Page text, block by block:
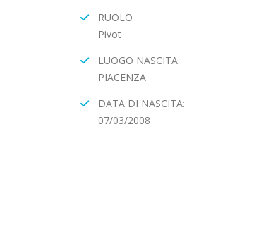
RUOLO
Pivot
LUOGO NASCITA:
PIACENZA
DATA DI NASCITA:
07/03/2008